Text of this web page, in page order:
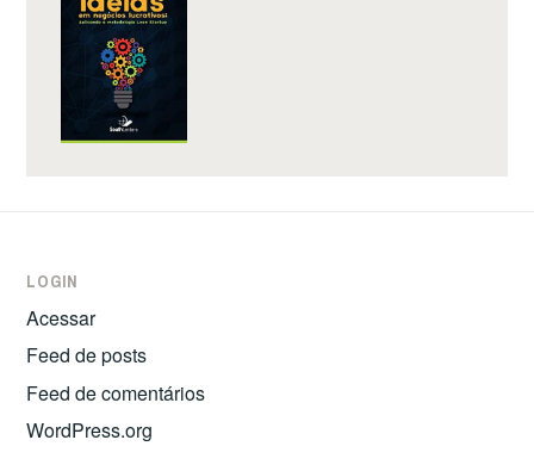
LOGIN
Acessar
Feed de posts
Feed de comentários
WordPress.org